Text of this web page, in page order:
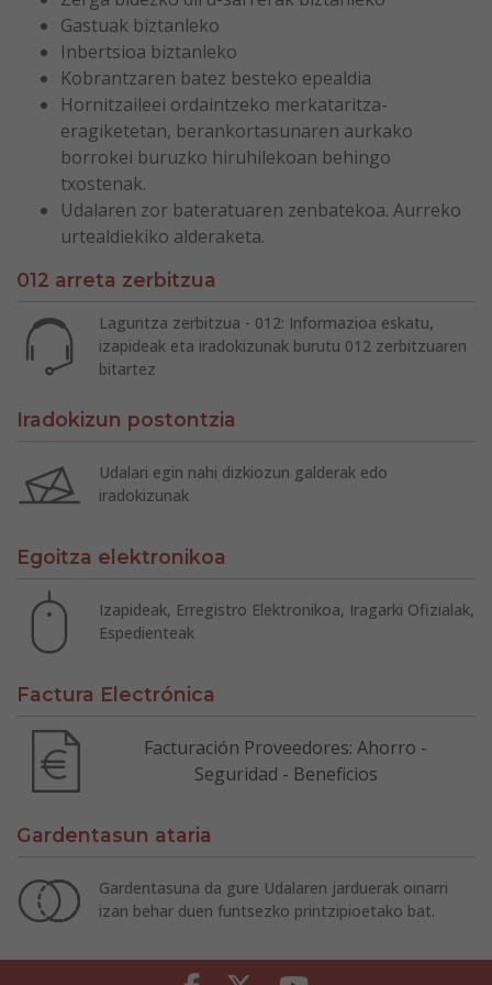
Gastuak biztanleko
Inbertsioa biztanleko
Kobrantzaren batez besteko epealdia
Hornitzaileei ordaintzeko merkataritza-
eragiketetan, berankortasunaren aurkako
borrokei buruzko hiruhilekoan behingo
txostenak.
Udalaren zor bateratuaren zenbatekoa. Aurreko
urtealdiekiko alderaketa.
012 arreta zerbitzua
Laguntza zerbitzua - 012: Informazioa eskatu,
izapideak eta iradokizunak burutu 012 zerbitzuaren
bitartez
Iradokizun postontzia
Udalari egin nahi dizkiozun galderak edo
iradokizunak
Egoitza elektronikoa
Izapideak, Erregistro Elektronikoa, Iragarki Ofizialak,
Espedienteak
Factura Electrónica
Facturación Proveedores: Ahorro -
Seguridad - Beneficios
Gardentasun ataria
Gardentasuna da gure Udalaren jarduerak oinarri
izan behar duen funtsezko printzipioetako bat.
Facebook Twitter Youtube